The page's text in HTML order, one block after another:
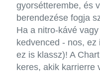
gyorsétterembe, és
berendezése fogja
Ha a nitro-kávé
kedvenced - nos,
ez is klassz)! A
keres, akik karrierre